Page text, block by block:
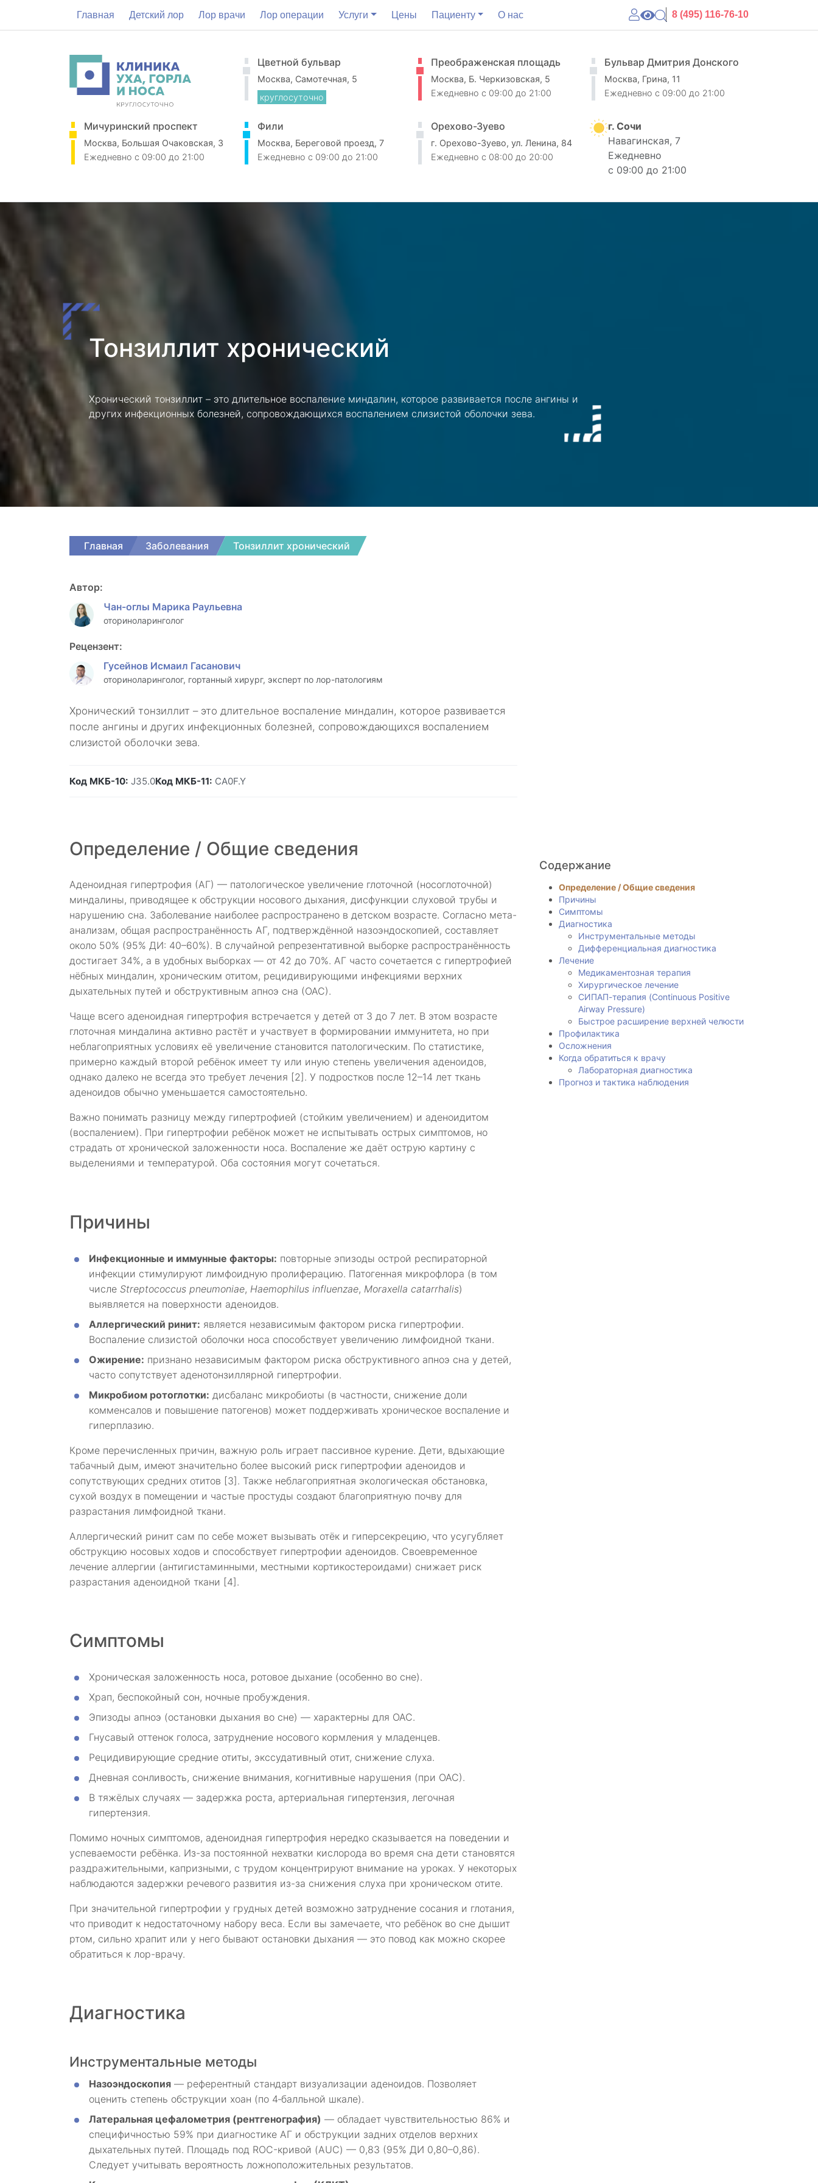
Главная Детский лор Лор врачи Лор операции Услуги Цены Пациенту О нас 8 (495) 116-76-10
Цветной бульвар
Москва, Самотечная, 5
круглосуточно
Преображенская площадь
Москва, Б. Черкизовская, 5
Ежедневно c 09:00 до 21:00
Бульвар Дмитрия Донского
Москва, Грина, 11
Ежедневно c 09:00 до 21:00
Мичуринский проспект
Москва, Большая Очаковская, 3
Ежедневно c 09:00 до 21:00
Фили
Москва, Береговой проезд, 7
Ежедневно c 09:00 до 21:00
Орехово-Зуево
г. Орехово-Зуево, ул. Ленина, 84
Ежедневно c 08:00 до 20:00
г. Сочи
Навагинская, 7
Ежедневно
с 09:00 до 21:00
Тонзиллит хронический
Хронический тонзиллит – это длительное воспаление миндалин, которое развивается после ангины и
других инфекционных болезней, сопровождающихся воспалением слизистой оболочки зева.
Главная Заболевания Тонзиллит хронический
Автор:
Чан-оглы Марика Раульевна
оториноларинголог
Рецензент:
Гусейнов Исмаил Гасанович
оториноларинголог, гортанный хирург, эксперт по лор-патологиям
Хронический тонзиллит – это длительное воспаление миндалин, которое развивается
после ангины и других инфекционных болезней, сопровождающихся воспалением
слизистой оболочки зева.
Код МКБ-10: J35.0Код МКБ-11: CA0F.Y
Определение / Общие сведения
Аденоидная гипертрофия (АГ) — патологическое увеличение глоточной (носоглоточной)
миндалины, приводящее к обструкции носового дыхания, дисфункции слуховой трубы и
нарушению сна. Заболевание наиболее распространено в детском возрасте. Согласно мета-
анализам, общая распространённость АГ, подтверждённой назоэндоскопией, составляет
около 50% (95% ДИ: 40–60%). В случайной репрезентативной выборке распространённость
достигает 34%, а в удобных выборках — от 42 до 70%. АГ часто сочетается с гипертрофией
нёбных миндалин, хроническим отитом, рецидивирующими инфекциями верхних
дыхательных путей и обструктивным апноэ сна (ОАС).
Чаще всего аденоидная гипертрофия встречается у детей от 3 до 7 лет. В этом возрасте
глоточная миндалина активно растёт и участвует в формировании иммунитета, но при
неблагоприятных условиях её увеличение становится патологическим. По статистике,
примерно каждый второй ребёнок имеет ту или иную степень увеличения аденоидов,
однако далеко не всегда это требует лечения [2]. У подростков после 12–14 лет ткань
аденоидов обычно уменьшается самостоятельно.
Важно понимать разницу между гипертрофией (стойким увеличением) и аденоидитом
(воспалением). При гипертрофии ребёнок может не испытывать острых симптомов, но
страдать от хронической заложенности носа. Воспаление же даёт острую картину с
выделениями и температурой. Оба состояния могут сочетаться.
Причины
Инфекционные и иммунные факторы: повторные эпизоды острой респираторной
инфекции стимулируют лимфоидную пролиферацию. Патогенная микрофлора (в том
числе Streptococcus pneumoniae, Haemophilus influenzae, Moraxella catarrhalis)
выявляется на поверхности аденоидов.
Аллергический ринит: является независимым фактором риска гипертрофии.
Воспаление слизистой оболочки носа способствует увеличению лимфоидной ткани.
Ожирение: признано независимым фактором риска обструктивного апноэ сна у детей,
часто сопутствует аденотонзиллярной гипертрофии.
Микробиом ротоглотки: дисбаланс микробиоты (в частности, снижение доли
комменсалов и повышение патогенов) может поддерживать хроническое воспаление и
гиперплазию.
Кроме перечисленных причин, важную роль играет пассивное курение. Дети, вдыхающие
табачный дым, имеют значительно более высокий риск гипертрофии аденоидов и
сопутствующих средних отитов [3]. Также неблагоприятная экологическая обстановка,
сухой воздух в помещении и частые простуды создают благоприятную почву для
разрастания лимфоидной ткани.
Аллергический ринит сам по себе может вызывать отёк и гиперсекрецию, что усугубляет
обструкцию носовых ходов и способствует гипертрофии аденоидов. Своевременное
лечение аллергии (антигистаминными, местными кортикостероидами) снижает риск
разрастания аденоидной ткани [4].
Симптомы
Хроническая заложенность носа, ротовое дыхание (особенно во сне).
Храп, беспокойный сон, ночные пробуждения.
Эпизоды апноэ (остановки дыхания во сне) — характерны для ОАС.
Гнусавый оттенок голоса, затруднение носового кормления у младенцев.
Рецидивирующие средние отиты, экссудативный отит, снижение слуха.
Дневная сонливость, снижение внимания, когнитивные нарушения (при ОАС).
В тяжёлых случаях — задержка роста, артериальная гипертензия, легочная
гипертензия.
Помимо ночных симптомов, аденоидная гипертрофия нередко сказывается на поведении и
успеваемости ребёнка. Из-за постоянной нехватки кислорода во время сна дети становятся
раздражительными, капризными, с трудом концентрируют внимание на уроках. У некоторых
наблюдаются задержки речевого развития из-за снижения слуха при хроническом отите.
При значительной гипертрофии у грудных детей возможно затруднение сосания и глотания,
что приводит к недостаточному набору веса. Если вы замечаете, что ребёнок во сне дышит
ртом, сильно храпит или у него бывают остановки дыхания — это повод как можно скорее
обратиться к лор-врачу.
Диагностика
Инструментальные методы
Назоэндоскопия — референтный стандарт визуализации аденоидов. Позволяет
оценить степень обструкции хоан (по 4‑балльной шкале).
Латеральная цефалометрия (рентгенография) — обладает чувствительностью 86% и
специфичностью 59% при диагностике АГ и обструкции задних отделов верхних
дыхательных путей. Площадь под ROC-кривой (AUC) — 0,83 (95% ДИ 0,80–0,86).
Следует учитывать вероятность ложноположительных результатов.
Содержание
Определение / Общие сведения
Причины
Симптомы
Диагностика
Инструментальные методы
Дифференциальная диагностика
Лечение
Медикаментозная терапия
Хирургическое лечение
СИПАП-терапия (Continuous Positive
Airway Pressure)
Быстрое расширение верхней челюсти
Профилактика
Осложнения
Когда обратиться к врачу
Лабораторная диагностика
Прогноз и тактика наблюдения